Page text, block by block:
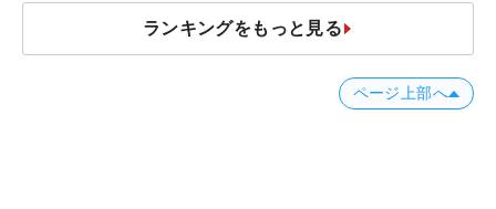
ランキングをもっと見る
ページ上部へ